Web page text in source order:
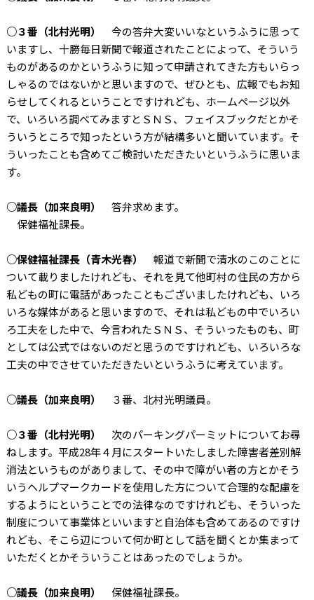
○３番（北村光明）
今の答弁大変いいなというふうに思って
いますし、十勝毎日新聞で報道されたことによって、そういう
ものがあるのかというふうに知って申請されてきた方もいらっ
しゃるのではないかと思いますので、ぜひとも、広報でもお知
らせしてくれるということですけれども、ホームページ以外
で、いろいろ調べてみますとＳＮＳ、フェイスブックだとかそ
ういうところで知ったという方が結構多いと聞いています。そ
ういったことも含めてご検討いただきたいというふうに思いま
す。
○議長（加来良明）
答弁求めます。
保健福祉課長。
○保健福祉課長（青木光春）
報道で新聞で清水のこのことに
ついて載りましたけれども、それを見て他町村の住民の方から
私どもの町に電話があったこともございましたけれども、いろ
いろな媒体があると思いますので、それは私どもの中でいろい
ろ工夫をした中で、今言われたＳＮＳ、そういったものも、町
としては公式ではないのだと思うのですけれども、いろいろな
工夫の中でさせていただきたいというふうに考えています。
○議長（加来良明） ３番、北村光明議員。
○３番（北村光明）
次のパーキングパーミットについてお尋
ねします。平成28年４月にスタートいたしました障害者差別解
消法というものがありまして、その中で障がい者の方とかそう
いうヘルプマークカードを使用した方について合理的な配慮を
するようにということでの法律なのですけれども、そういった
制度について事業体といいますと自治体も含めてあるのですけ
れども、そこら辺について何か町として話を聞くとか集まって
いただくとかそういうことはあったのでしょうか。
○議長（加来良明） 保健福祉課長。